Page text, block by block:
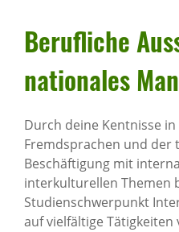
Beruf­liche
na­ti­o­nales
Durch deine Kentnisse
Fremdsprachen und der
Beschäftigung mit
interkulturellen Themen
Studienschwerpunkt
auf vielfältige Tätigkeiten